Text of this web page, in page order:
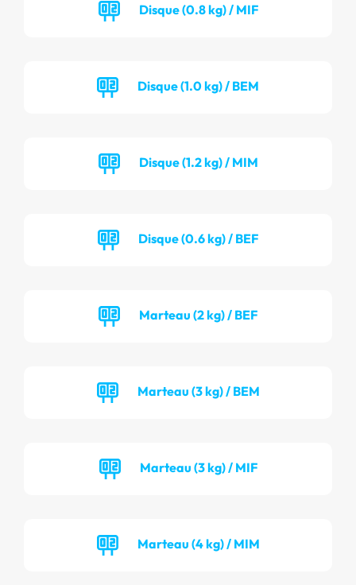
Disque (0.8 kg) / MIF
Disque (1.0 kg) / BEM
Disque (1.2 kg) / MIM
Disque (0.6 kg) / BEF
Marteau (2 kg) / BEF
Marteau (3 kg) / BEM
Marteau (3 kg) / MIF
Marteau (4 kg) / MIM